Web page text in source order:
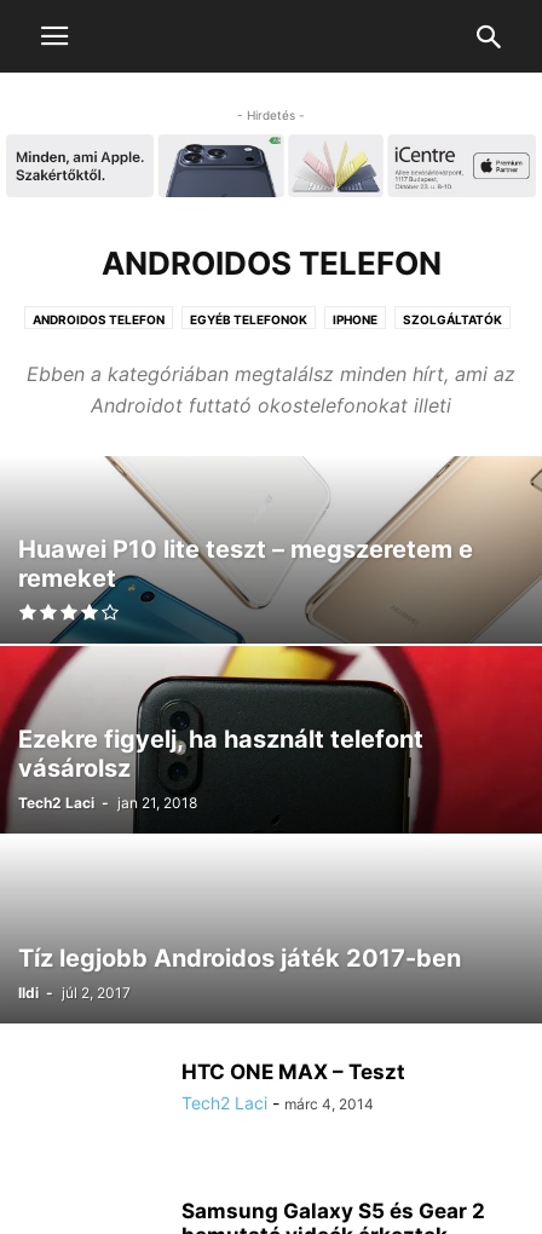
- Hirdetés -
ANDROIDOS TELEFON
ANDROIDOS TELEFON EGYÉB TELEFONOK IPHONE SZOLGÁLTATÓK
Ebben a kategóriában megtalálsz minden hírt, ami az
Androidot futtató okostelefonokat illeti
Huawei P10 lite teszt – megszeretem e
remeket
Ezekre figyelj, ha használt telefont
vásárolsz
Tech2 Laci - jan 21, 2018
Tíz legjobb Androidos játék 2017-ben
Ildi - júl 2, 2017
HTC ONE MAX – Teszt
Tech2 Laci - márc 4, 2014
Samsung Galaxy S5 és Gear 2